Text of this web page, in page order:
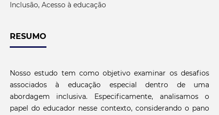
Inclusão, Acesso à educação
RESUMO
Nosso estudo tem como objetivo examinar os desafios
associados à educação especial dentro de uma
abordagem inclusiva. Especificamente, analisamos o
papel do educador nesse contexto, considerando o pano